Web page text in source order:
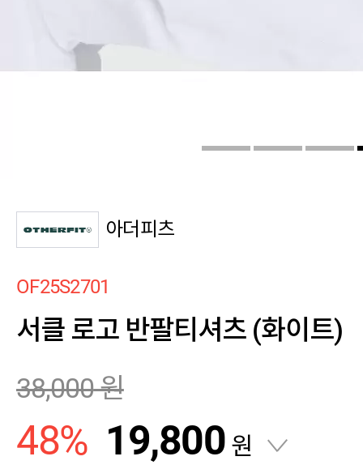
아더피츠
OF25S2701
서클 로고 반팔티셔츠 (화이트)
38,000원
48% 19,800 원